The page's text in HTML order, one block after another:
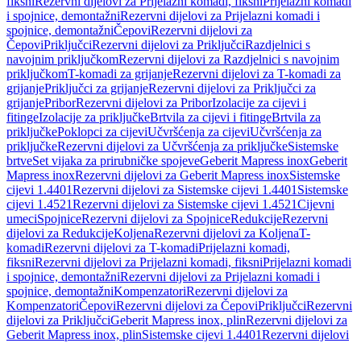
i spojnice, demontažniRezervni dijelovi za Prijelazni komadi i
spojnice, demontažniČepoviRezervni dijelovi za
ČepoviPriključciRezervni dijelovi za PriključciRazdjelnici s
navojnim priključkomRezervni dijelovi za Razdjelnici s navojnim
priključkomT-komadi za grijanjeRezervni dijelovi za T-komadi za
grijanjePriključci za grijanjeRezervni dijelovi za Priključci za
grijanjePriborRezervni dijelovi za PriborIzolacije za cijevi i
fitingeIzolacije za priključkeBrtvila za cijevi i fitingeBrtvila za
priključkePoklopci za cijeviUčvršćenja za cijeviUčvršćenja za
priključkeRezervni dijelovi za Učvršćenja za priključkeSistemske
brtveSet vijaka za prirubničke spojeveGeberit Mapress inoxGeberit
Mapress inoxRezervni dijelovi za Geberit Mapress inoxSistemske
cijevi 1.4401Rezervni dijelovi za Sistemske cijevi 1.4401 Sistemske
cijevi 1.4521Rezervni dijelovi za Sistemske cijevi 1.4521Cijevni
umeciSpojniceRezervni dijelovi za SpojniceRedukcijeRezervni
dijelovi za RedukcijeKoljenaRezervni dijelovi za KoljenaT-
komadiRezervni dijelovi za T-komadiPrijelazni komadi,
fiksniRezervni dijelovi za Prijelazni komadi, fiksniPrijelazni komadi
i spojnice, demontažniRezervni dijelovi za Prijelazni komadi i
spojnice, demontažniKompenzatoriRezervni dijelovi za
KompenzatoriČepoviRezervni dijelovi za ČepoviPriključciRezervni
dijelovi za PriključciGeberit Mapress inox, plinRezervni dijelovi za
Geberit Mapress inox, plinSistemske cijevi 1.4401Rezervni dijelovi